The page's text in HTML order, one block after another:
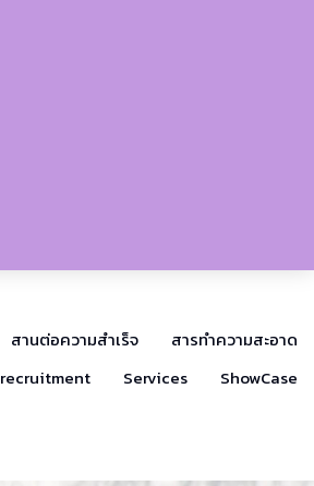
สานต่อความสำเร็จ
สารทำความสะอาด
recruitment Services ShowCase